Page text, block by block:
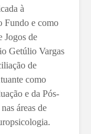
à
Fundo e como
Jogos de
Getúlio Vargas
de
como
e da Pós-
áreas de